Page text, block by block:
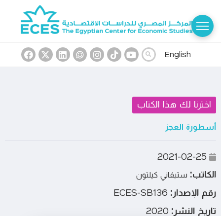
English
اخترنا لك هذا الكتاب
أسطورة العجز
الكاتب: ستيفاني كيلتون
رقم الإصدار:
تاريخ النشر: